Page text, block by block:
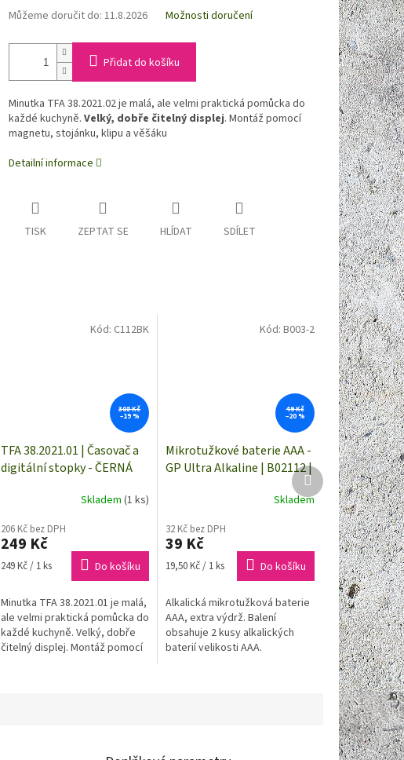
Můžeme doručit do: 11.8.2026 Možnosti doručení
Přidat do košíku
Minutka TFA 38.2021.02 je malá, ale velmi praktická pomůcka do
každé kuchyně. Velký, dobře čitelný displej. Montáž pomocí
magnetu, stojánku, klipu a věšáku
Detailní informace
TISK ZEPTAT SE HLÍDAT SDÍLET
308 Kč
–19 %
TFA 38.2021.01 | Časovač a
digitální stopky - ČERNÁ
Skladem(1 ks)
206 Kč bez DPH
249 Kč
Měrná
249 Kč / 1 ks Do košíku
Minutka TFA 38.2021.01 je malá,
ale velmi praktická pomůcka do
každé kuchyně. Velký, dobře
čitelný displej. Montáž pomocí
Kód: C112BK
49 Kč
–20 %
Mikrotužkové baterie AAA -
GP Ultra Alkaline | B02112 |
Skladem
32 Kč bez DPH
39 Kč
Měrná
19,50 Kč / 1 ks Do košíku
Alkalická mikrotužková baterie
AAA, extra výdrž. Balení
obsahuje 2 kusy alkalických
baterií velikosti AAA.
Kód: B003-2
Další
produkt